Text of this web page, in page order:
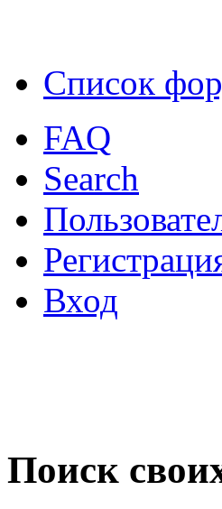
Список
FAQ
Search
Вход
Поиск